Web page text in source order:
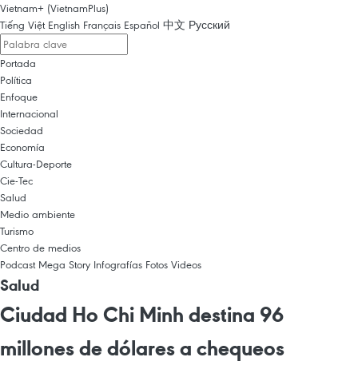
Vietnam+ (VietnamPlus)
Tiếng Việt English Français Español 中文 Русский
Portada
Política
Enfoque
Internacional
Sociedad
Economía
Cultura-Deporte
Cie-Tec
Salud
Medio ambiente
Turismo
Centro de medios
Podcast Mega Story Infografías Fotos Videos
Salud
Ciudad Ho Chi Minh destina 96
millones de dólares a chequeos